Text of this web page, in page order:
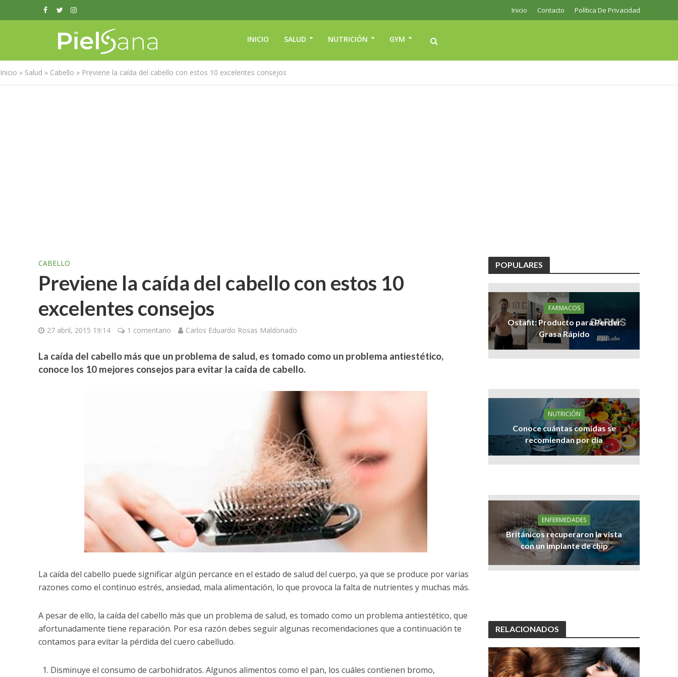
Inicio Contacto Política De Privacidad
INICIO SALUD NUTRICIÓN GYM
Inicio » Salud » Cabello » Previene la caída del cabello con estos 10 excelentes consejos
CABELLO
Previene la caída del cabello con estos 10
excelentes consejos
27 abril, 2015 19:14 1 comentario Carlos Eduardo Rosas Maldonado
La caída del cabello más que un problema de salud, es tomado como un problema antiestético,
conoce los 10 mejores consejos para evitar la caída de cabello.
La caída del cabello puede significar algún percance en el estado de salud del cuerpo, ya que se produce por varias
razones como el continuo estrés, ansiedad, mala alimentación, lo que provoca la falta de nutrientes y muchas más.
A pesar de ello, la caída del cabello más que un problema de salud, es tomado como un problema antiestético, que
afortunadamente tiene reparación. Por esa razón debes seguir algunas recomendaciones que a continuación te
contamos para evitar la pérdida del cuero cabelludo.
Disminuye el consumo de carbohidratos. Algunos alimentos como el pan, los cuáles contienen bromo,
POPULARES
FARMACOS
Ostafit: Producto para Perder
Grasa Rápido
NUTRICIÓN
Conoce cuántas comidas se
recomiendan por día
ENFERMEDADES
Británicos recuperaron la vista
con un implante de chip
RELACIONADOS